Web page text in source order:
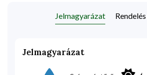
Jelmagyarázat
Jelmagyarázat